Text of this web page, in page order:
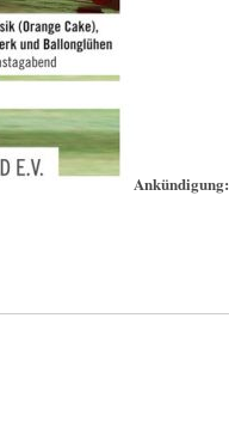
Ankündigung: